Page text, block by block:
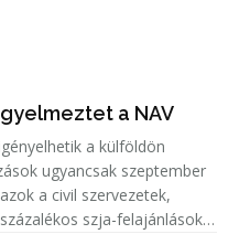
a NAV
a külföldön
ugyancsak szeptember
a civil szervezetek,
szja-felajánlásokat